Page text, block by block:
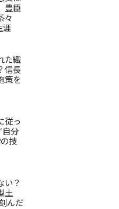
豊臣
々
涯
た織
信長
策を
従っ
自分
技
い？
土
んだ